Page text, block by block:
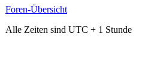
Foren-Übersicht
Alle Zeiten sind UTC + 1 Stunde